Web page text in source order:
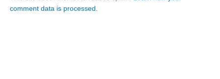
comment data is processed.